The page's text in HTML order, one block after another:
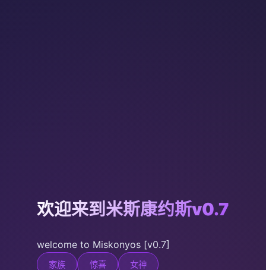
欢迎来到米斯康约斯v0.7
welcome to Miskonyos [v0.7]
家族 惊喜 女神